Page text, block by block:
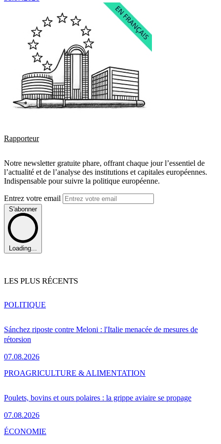
Rapporteur
Notre newsletter gratuite phare, offrant chaque jour l’essentiel de
l’actualité et de l’analyse des institutions et capitales européennes.
Indispensable pour suivre la politique européenne.
Entrez votre email
S'abonner
Loading...
LES PLUS RÉCENTS
Sánchez riposte contre Meloni : l'Italie menacée de mesures de
rétorsion
07.08.2026
POLITIQUE
Poulets, bovins et ours polaires : la grippe aviaire se propage
07.08.2026
PROAGRICULTURE & ALIMENTATION
ÉCONOMIE